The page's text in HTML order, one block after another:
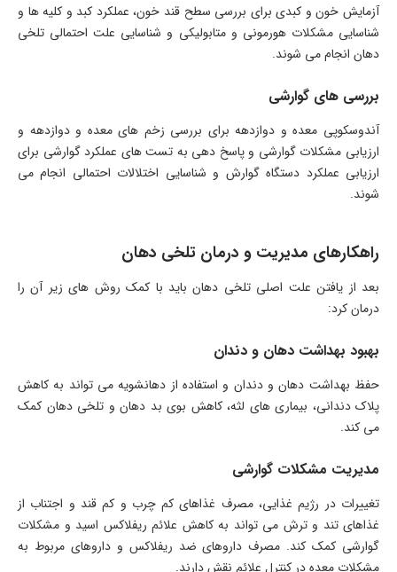
آزمایش خون و کبدی برای بررسی سطح قند خون، عملکرد کبد و کلیه ها و
شناسایی مشکلات هورمونی و متابولیکی و شناسایی علت احتمالی تلخی
دهان انجام می شوند.
بررسی های گوارشی
آندوسکوپی معده و دوازدهه برای بررسی زخم های معده و دوازدهه و
ارزیابی مشکلات گوارشی و پاسخ دهی به تست های عملکرد گوارشی برای
ارزیابی عملکرد دستگاه گوارش و شناسایی اختلالات احتمالی انجام می
شوند.
راهکارهای مدیریت و درمان تلخی دهان
بعد از یافتن علت اصلی تلخی دهان باید با کمک روش های زیر آن را
درمان کرد:
بهبود بهداشت دهان و دندان
حفظ بهداشت دهان و دندان و استفاده از دهانشویه می تواند به کاهش
پلاک دندانی، بیماری های لثه، کاهش بوی بد دهان و تلخی دهان کمک
می کند.
مدیریت مشکلات گوارشی
تغییرات در رژیم غذایی، مصرف غذاهای کم چرب و کم قند و اجتناب از
غذاهای تند و ترش می تواند به کاهش علائم ریفلاکس اسید و مشکلات
گوارشی کمک کند. مصرف داروهای ضد ریفلاکس و داروهای مربوط به
مشکلات معده در کنترل علائم نقش دارند.